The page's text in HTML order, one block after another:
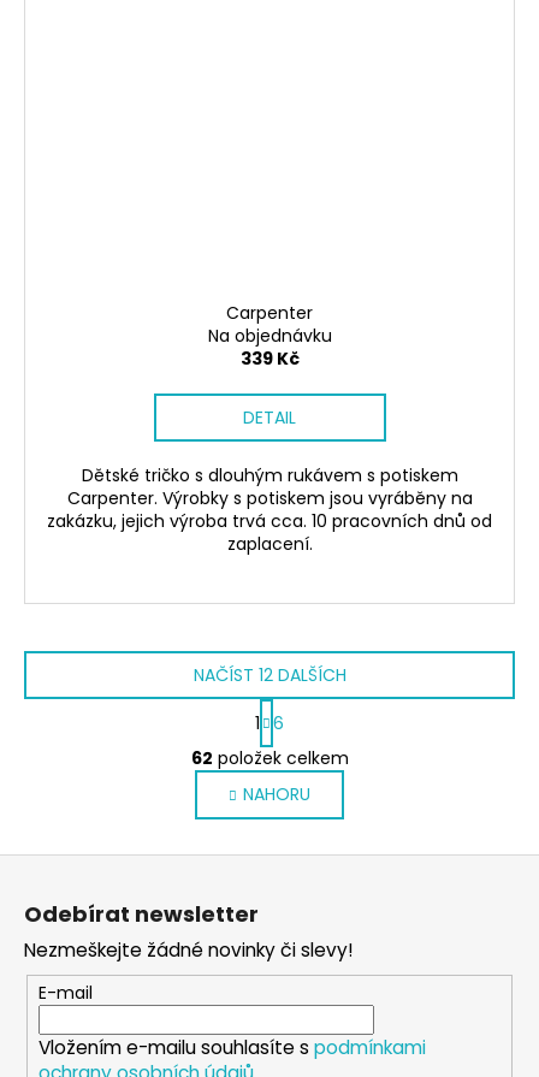
Carpenter
Na objednávku
339 Kč
DETAIL
Dětské tričko s dlouhým rukávem s potiskem
Carpenter. Výrobky s potiskem jsou vyráběny na
zakázku, jejich výroba trvá cca. 10 pracovních dnů od
zaplacení.
O
v
l
á
d
p
r
v
k
y
NAČÍST 12 DALŠÍCH
S
t
r
á
n
k
1 6
62 položek celkem
NAHORU
Z
Odebírat newsletter
Nezmeškejte žádné novinky či slevy!
E-mail
Vložením e-mailu souhlasíte s podmínkami